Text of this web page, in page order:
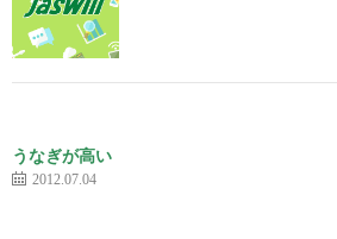
うなぎが高い
2012.07.04